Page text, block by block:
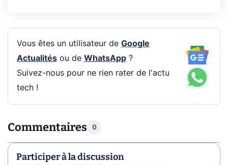
Vous êtes un utilisateur de Google
Actualitésou de WhatsApp?
Suivez-nous pour ne rien rater de l'actu
tech !
Commentaires 0
Participer à la discussion